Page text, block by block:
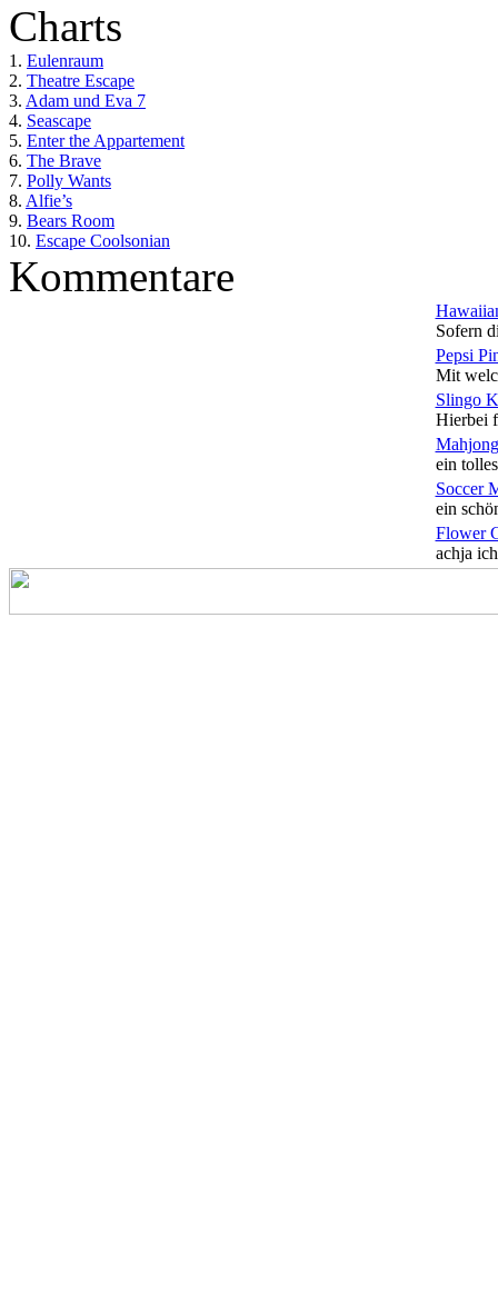
Charts
1. Eulenraum
2. Theatre Escape
3. Adam und Eva 7
4. Seascape
5. Enter the Appartement
6. The Brave
7. Polly Wants
8. Alfie’s
9. Bears Room
10. Escape Coolsonian
Kommentare
Sofern
Pepsi
Mit
Slingo
Hierbei
ein
Soccer
ein
Flower
achja